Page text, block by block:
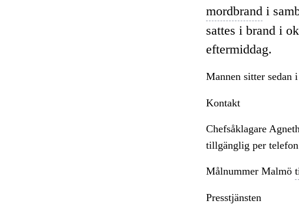
mordbrand i
sattes i brand i
eftermiddag.
Mannen sitter sedan
Kontakt
Chefsåklagare
tillgänglig per
Målnummer Malmö
Presstjänsten